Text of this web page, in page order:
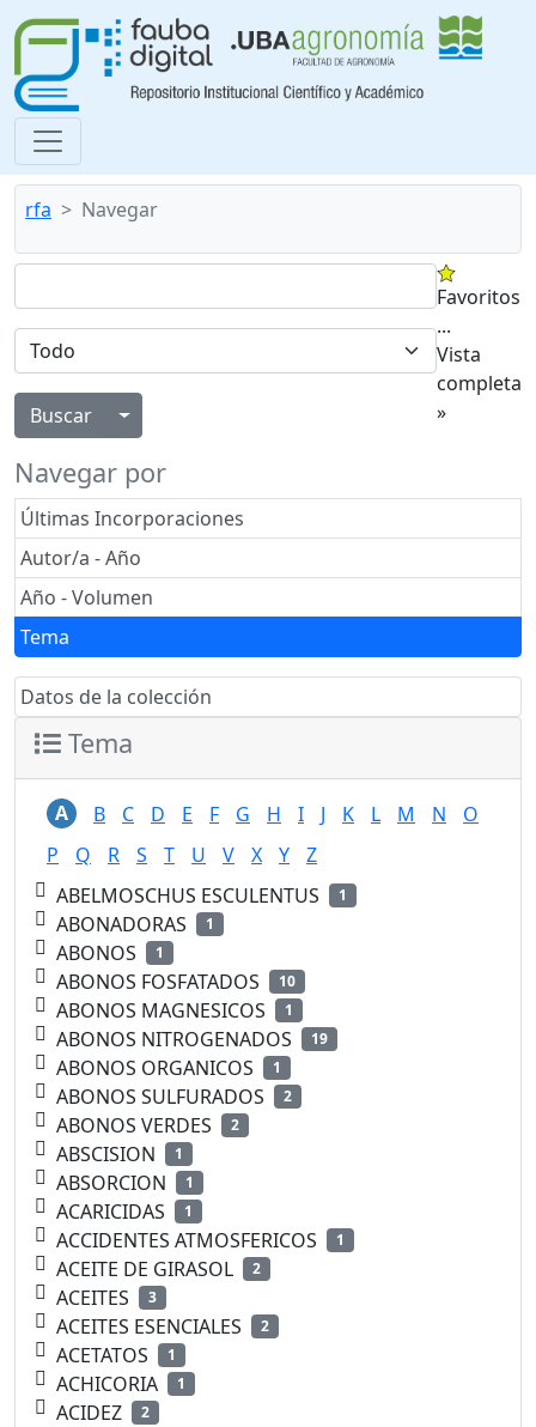
rfa Navegar
Alternar menú desplegable
Favoritos
...
Vista
completa
»
Navegar por
Últimas Incorporaciones
Autor/a - Año
Año - Volumen
Tema
Datos de la colección
Tema
A B C D E F G H I J K L M N
O
P
Q R S T U V X Y
Z
ABELMOSCHUS ESCULENTUS
1
ABONADORAS 1
ABONOS 1
ABONOS FOSFATADOS 10
ABONOS MAGNESICOS 1
ABONOS NITROGENADOS 19
ABONOS ORGANICOS 1
ABONOS SULFURADOS 2
ABONOS VERDES 2
ABSCISION 1
ABSORCION 1
ACARICIDAS 1
ACCIDENTES ATMOSFERICOS 1
ACEITE DE GIRASOL 2
ACEITES 3
ACEITES ESENCIALES 2
ACETATOS 1
ACHICORIA 1
ACIDEZ 2